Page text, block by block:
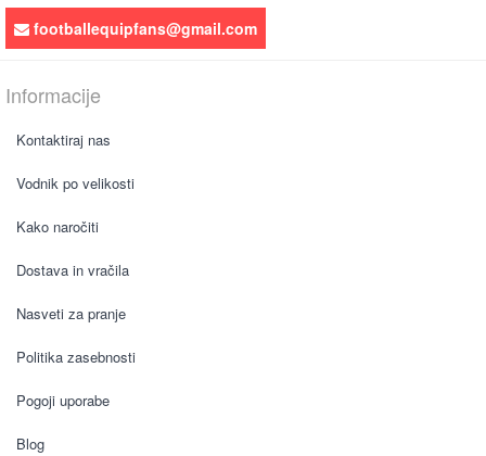
footballequipfans@gmail.com
Informacije
Kontaktiraj nas
Vodnik po velikosti
Kako naročiti
Dostava in vračila
Nasveti za pranje
Politika zasebnosti
Pogoji uporabe
Blog